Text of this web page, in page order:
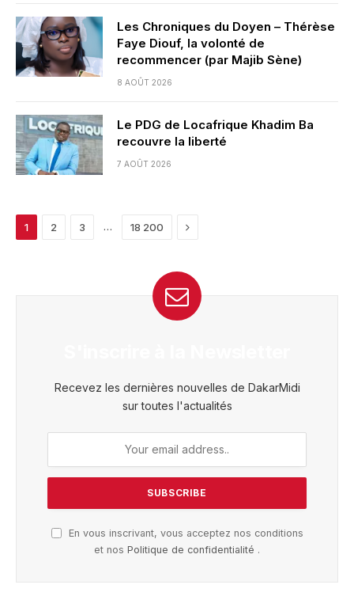
Les Chroniques du Doyen – Thérèse
Faye Diouf, la volonté de
recommencer (par Majib Sène)
8 AOÛT 2026
Le PDG de Locafrique Khadim Ba
recouvre la liberté
7 AOÛT 2026
1 2 3 … 18 200 Next
Recevez les dernières nouvelles de DakarMidi
sur toutes l'actualités
En vous inscrivant, vous acceptez nos conditions
et nos Politique de confidentialité .